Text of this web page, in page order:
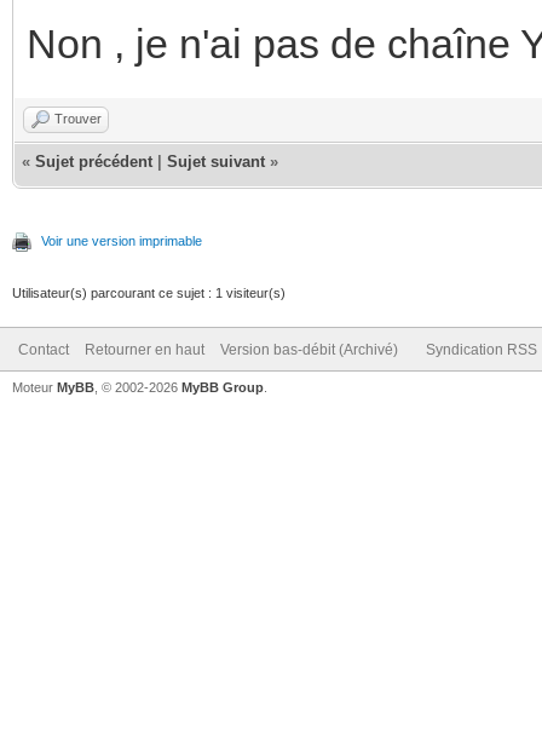
Non , je n'ai pas de chaîne
Trouver
« Sujet précédent Sujet suivant »
Voir une version imprimable
Utilisateur(s) parcourant ce sujet : 1 visiteur(s)
Contact Retourner en haut Version bas-débit (Archivé) Syndication RSS
Moteur MyBB , © 2002-2026 MyBB Group